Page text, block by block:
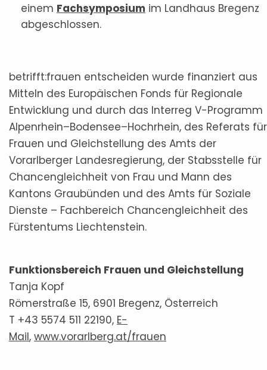
einem Fachsymposium im Landhaus Bregenz
abgeschlossen.
betrifft:frauen entscheiden wurde finanziert aus
Mitteln des Europäischen Fonds für Regionale
Entwicklung und durch das Interreg V-Programm
Alpenrhein–Bodensee–Hochrhein, des Referats für
Frauen und Gleichstellung des Amts der
Vorarlberger Landesregierung, der Stabsstelle für
Chancengleichheit von Frau und Mann des
Kantons Graubünden und des Amts für Soziale
Dienste – Fachbereich Chancengleichheit des
Fürstentums Liechtenstein.
Funktionsbereich Frauen und Gleichstellung
Tanja Kopf
Römerstraße 15, 6901 Bregenz, Österreich
T +43 5574 511 22190, E-
Mail, www.vorarlberg.at/frauen